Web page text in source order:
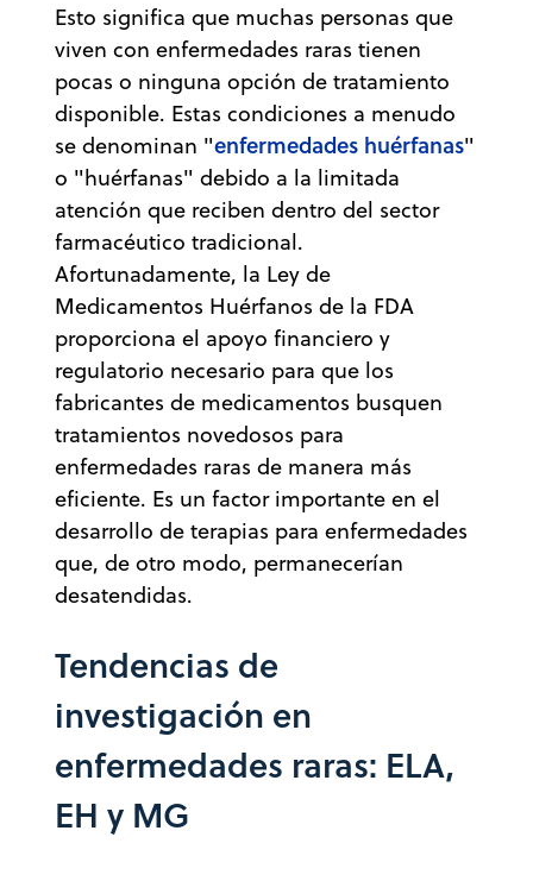
Esto significa que muchas personas que
viven con enfermedades raras tienen
pocas o ninguna opción de tratamiento
disponible. Estas condiciones a menudo
se denominan "enfermedades huérfanas"
o "huérfanas" debido a la limitada
atención que reciben dentro del sector
farmacéutico tradicional.
Afortunadamente, la Ley de
Medicamentos Huérfanos de la FDA
proporciona el apoyo financiero y
regulatorio necesario para que los
fabricantes de medicamentos busquen
tratamientos novedosos para
enfermedades raras de manera más
eficiente. Es un factor importante en el
desarrollo de terapias para enfermedades
que, de otro modo, permanecerían
desatendidas.
Tendencias de
investigación en
enfermedades raras: ELA,
EH y MG